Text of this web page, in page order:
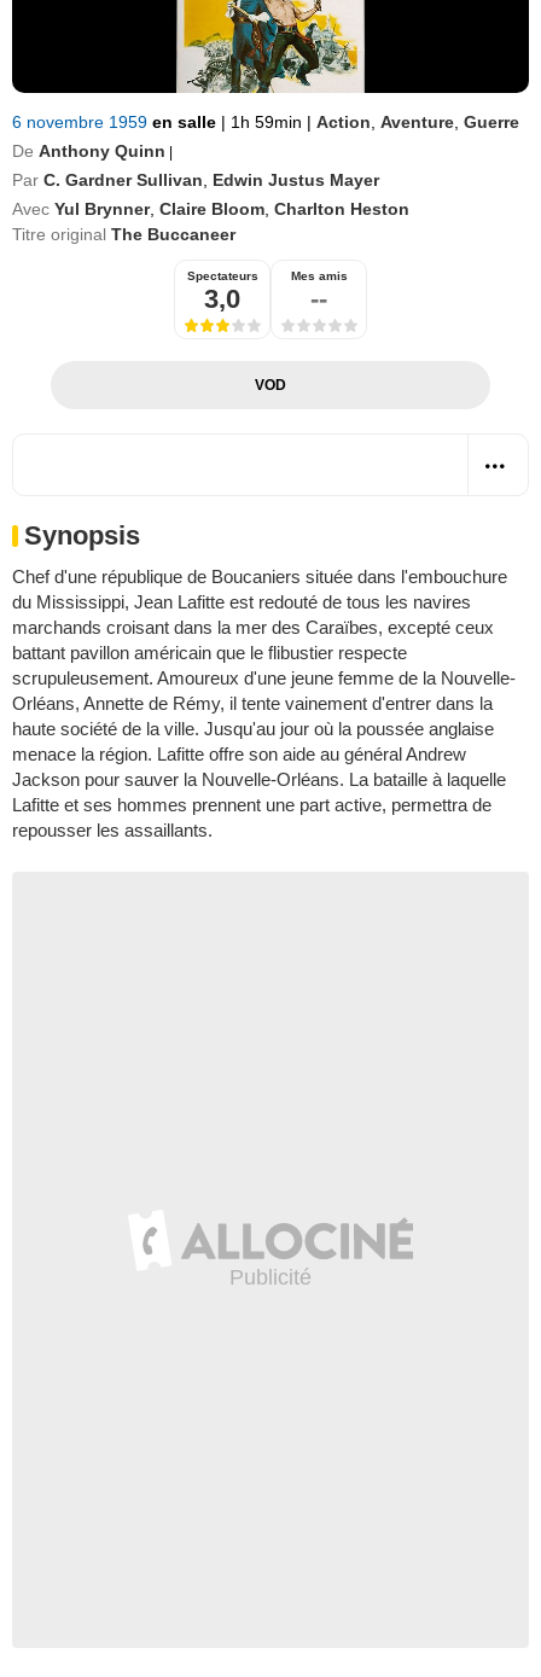
6 novembre 1959 en salle | 1h 59min | Action Aventure Guerre
De Anthony Quinn
Par C. Gardner Sullivan
Edwin Justus Mayer
Avec Yul Brynner, Claire Bloom Charlton Heston
Titre original The Buccaneer
Spectateurs
3,0
Mes amis
--
VOD
Synopsis
Chef d'une république de Boucaniers située dans l'embouchure
du Mississippi, Jean Lafitte est redouté de tous les navires
marchands croisant dans la mer des Caraïbes, excepté ceux
battant pavillon américain que le flibustier respecte
scrupuleusement. Amoureux d'une jeune femme de la Nouvelle-
Orléans, Annette de Rémy, il tente vainement d'entrer dans la
haute société de la ville. Jusqu'au jour où la poussée anglaise
menace la région. Lafitte offre son aide au général Andrew
Jackson pour sauver la Nouvelle-Orléans. La bataille à laquelle
Lafitte et ses hommes prennent une part active, permettra de
repousser les assaillants.